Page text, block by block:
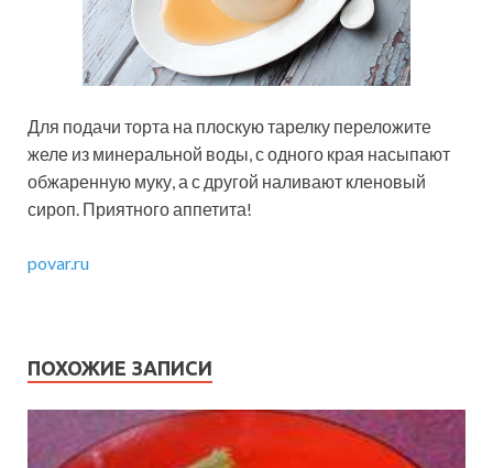
Для подачи торта на плоскую тарелку переложите
желе из минеральной воды, с одного края насыпают
обжаренную муку, а с другой наливают кленовый
сироп. Приятного аппетита!
povar.ru
ПОХОЖИЕ ЗАПИСИ